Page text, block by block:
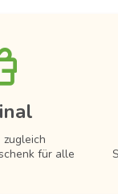
zugleich
für alle